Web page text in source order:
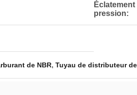
Éclatement
pression:
de NBR, Tuyau de distributeur